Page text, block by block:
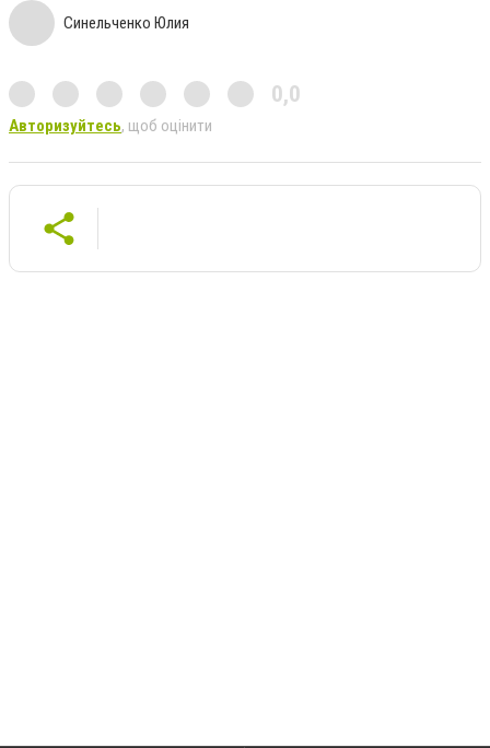
Синельченко Юлия
0,0
Авторизуйтесь, щоб оцінити